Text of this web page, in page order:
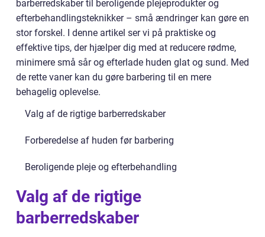
barberredskaber til beroligende plejeprodukter og
efterbehandlingsteknikker – små ændringer kan gøre en
stor forskel. I denne artikel ser vi på praktiske og
effektive tips, der hjælper dig med at reducere rødme,
minimere små sår og efterlade huden glat og sund. Med
de rette vaner kan du gøre barbering til en mere
behagelig oplevelse.
Valg af de rigtige barberredskaber
Forberedelse af huden før barbering
Beroligende pleje og efterbehandling
Valg af de rigtige
barberredskaber